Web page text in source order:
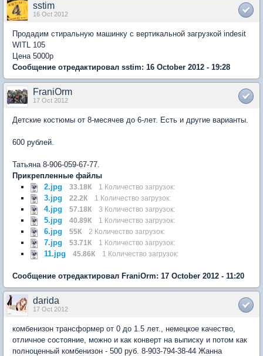
sstim
16 Oct 2012
Продадим стиральную машинку с вертикальной загрузкой indesit
WITL 105
Цена 5000р
Сообщение отредактировал sstim: 16 October 2012 - 19:28
FraniOrm
17 Oct 2012
Детские костюмы от 8-месячев до 6-лет. Есть и другие варианты.
600 рублей.
Татьяна 8-906-059-67-77.
Прикрепленные файлы
2.jpg
33.18К 1 Количество загрузок:
3.jpg 22.2К 1 Количество загрузок:
4.jpg 57.18К 3 Количество загрузок:
5.jpg 40.89К 1 Количество загрузок:
6.jpg 55К 2 Количество загрузок:
7.jpg 53.71К 1 Количество загрузок:
11.jpg 45.86К 1 Количество загрузок:
Сообщение отредактировал FraniOrm: 17 October 2012 - 11:20
darida
17 Oct 2012
комбенизон трансформер от 0 до 1.5 лет., немецкое качество,
отличное состояние, можно и как конверт на выписку и потом как
полноценный комбенизон - 500 руб. 8-903-794-38-44 Жанна